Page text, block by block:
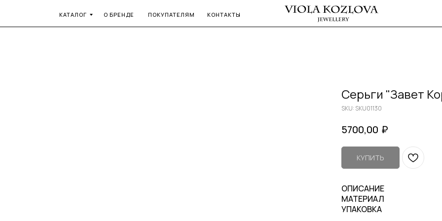
КАТАЛОГ О БРЕНДЕ ПОКУПАТЕЛЯМ КОНТАКТЫ
Серьги "Завет
SKU: SKU01130
5700,00 ₽
КУПИТЬ
ОПИСАНИЕ
МАТЕРИАЛ
УПАКОВКА